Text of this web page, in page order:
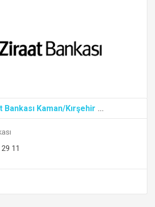
Bankası Kaman/Kırşehir ...
11